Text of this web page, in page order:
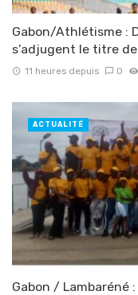
Gabon/Athlétisme :
s’adjugent le titre
11 heures depuis 0
Gabon /
ACTUALITÉ